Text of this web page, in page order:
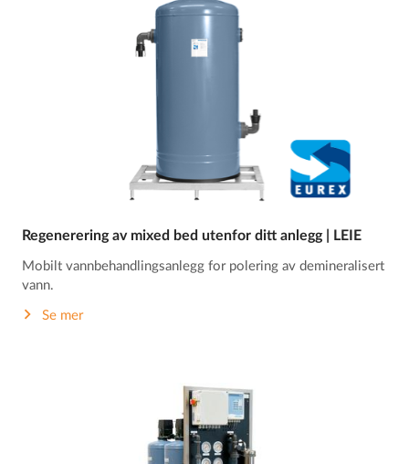
Regenerering av mixed bed utenfor ditt anlegg | LEIE
Mobilt vannbehandlingsanlegg for polering av demineralisert
vann.
Se mer